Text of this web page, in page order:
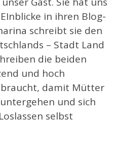
in ihren Blog-
schreibt sie den
– Stadt Land
die beiden
und hoch
damit Mütter
und sich
selbst